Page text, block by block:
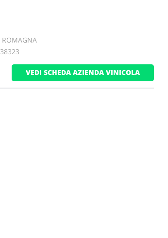
ROMAGNA
VEDI SCHEDA AZIENDA VINICOLA